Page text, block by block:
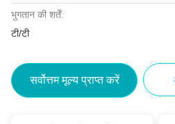
भुगतान की शर्तें:
टी/टी
सर्वोत्तम मूल्य प्राप्त करें